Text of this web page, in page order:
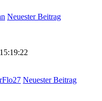
Neuester Beitrag
Neuester Beitrag